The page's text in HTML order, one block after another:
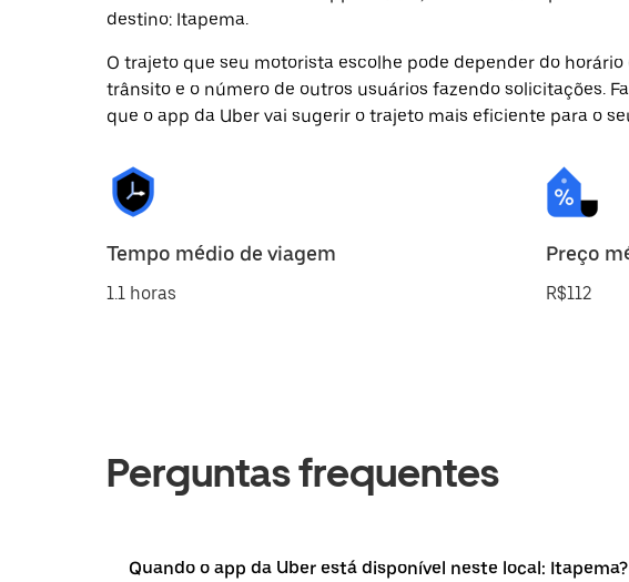
destino: Itapema.
O trajeto que seu motorista escolhe pode depender do
trânsito e o número de outros usuários fazendo solicitações.
que o app da Uber vai sugerir o trajeto mais eficiente para o
Tempo médio de viagem
1.1 horas
Preço
R$112
Perguntas frequentes
Quando o app da Uber está disponível neste local: Itapema?